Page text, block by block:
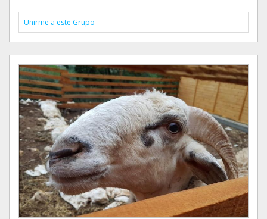
Unirme a este Grupo